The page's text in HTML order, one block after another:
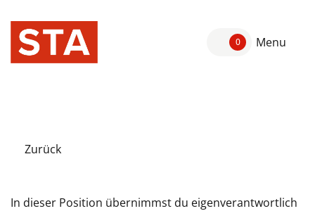
0 Menu
Zurück
In dieser Position übernimmst du eigenverantwortlich